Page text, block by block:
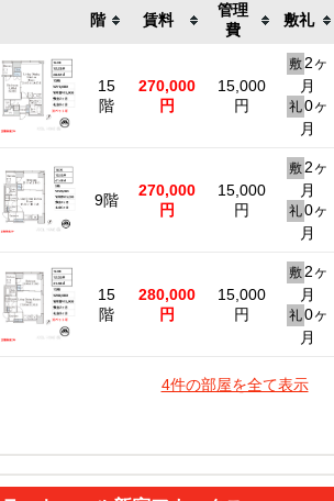
階 賃料
管理
費
敷礼
15
階
270,000
円
15,000
円
敷2ヶ
月
礼0ヶ
月
9階
270,000
円
15,000
円
敷2ヶ
月
礼0ヶ
月
15
階
280,000
円
15,000
円
敷2ヶ
月
礼0ヶ
月
4件の部屋を全て表示